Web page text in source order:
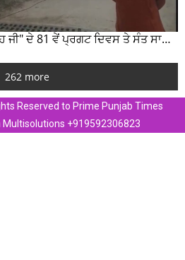
ਮਹਾਨ ਸੂਫ਼ੀ ਫ਼ਕੀਰ "ਨਸੀਬ ਸ਼ਾਹ ਜੀ" ਦੇ 81 ਵੇਂ ਪ੍ਰਗਟ ਦਿਵਸ ਤੇ ਸੰਤ ਸਾਹਿਬ ਜੋਤ ਸਿੰਘ ਜੀ ਮਹਾਰਾਜ ਦੇ ਸੁਣੋ ਵਿਚਾਰ
262 more
Reserved to Prime Punjab Times
Multisolutions +919592306823